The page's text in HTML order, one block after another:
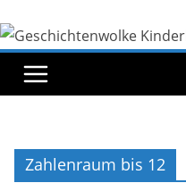
Zahlenraum bis 12